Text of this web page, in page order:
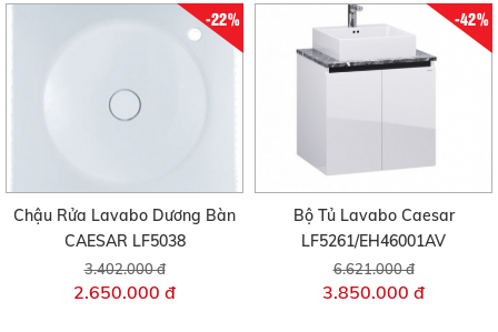
-22%
Chậu Rửa Lavabo Dương Bàn
CAESAR LF5038
3.402.000 đ
2.650.000 đ
-42%
Bộ Tủ Lavabo Caesar
LF5261/EH46001AV
6.621.000 đ
3.850.000 đ